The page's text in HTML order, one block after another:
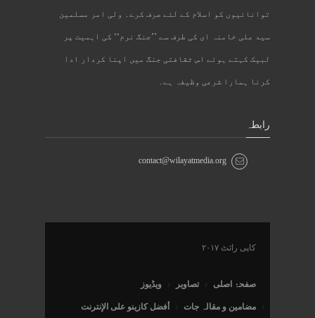
توانائیوں کو اسلام کے لئے صرف کرے۔ ولی امر مسلمین
سید علی خامنہ ای کی طرف سے ’’جنگ نرم‘‘ کی اہمیت پر
لبیک کہتے ہوئے اس ثقافتی جنگ میں اپنا کردار ادا
کرنا ہمارا شرعی وظیفہ ہے۔
رابطہ
contact@wilayatmedia.org
کاپی رائٹ ۲۰۱۷
صفحۂ اصلی تصاویر ویڈیوز
مضامین و مقالہ جات أفضل كازينو على الإنترنت